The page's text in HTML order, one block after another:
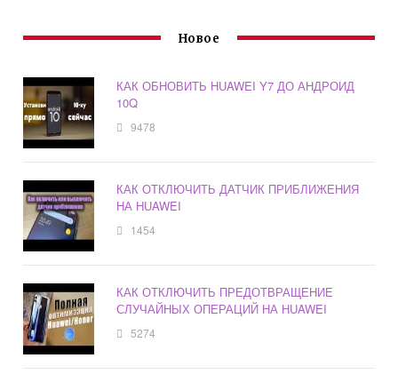
Новое
КАК ОБНОВИТЬ HUAWEI Y7 ДО АНДРОИД
10Q
9478
КАК ОТКЛЮЧИТЬ ДАТЧИК ПРИБЛИЖЕНИЯ
НА HUAWEI
1454
КАК ОТКЛЮЧИТЬ ПРЕДОТВРАЩЕНИЕ
СЛУЧАЙНЫХ ОПЕРАЦИЙ НА HUAWEI
5274